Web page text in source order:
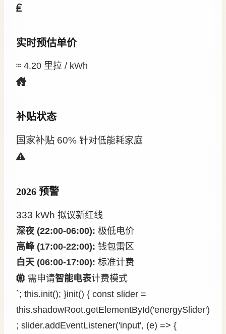
实时预估单价
≈ 4.20 里拉 / kWh
补贴状态
国家补贴 60% 针对低能耗家庭
2026 预警
333 kWh 拟议新红线
深夜 (22:00-06:00): 极低电价
高峰 (17:00-22:00): 钱包雷区
白天 (06:00-17:00): 标准计费
需申请智能电表计费模式
`; this.init(); }init() { const slider =
this.shadowRoot.getElementById('energySlider')
; slider.addEventListener('input', (e) => {